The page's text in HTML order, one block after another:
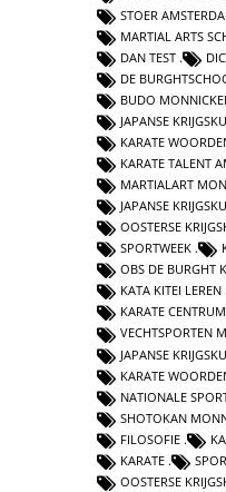
STOER
MARTIAL ARTS
DAN TEST
DE
BUDO
JAPANSE
KARATE
KARATE TALENT
MARTIALART
JAPANSE
OOSTERSE
SPORTWEEK
OBS DE BURGHT
KATA KITEI LEREN
KARATE
VECHTSPORTEN
JAPANSE
KARATE
NATIONALE
SHOTOKAN
FILOSOFIE
KARATE
OOSTERSE